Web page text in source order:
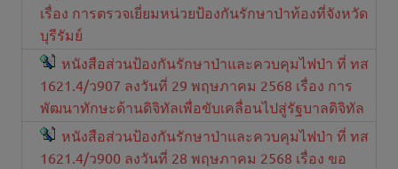
เรื่อง การตรวจเยี่ยมหน่วยป้องกันรักษาป่าท้องที่จังหวัด
บุรีรัมย์
หนังสือส่วนป้องกันรักษาป่าและควบคุมไฟป่า ที่ ทส
1621.4/ว907 ลงวันที่ 29 พฤษภาคม 2568 เรื่อง การ
พัฒนาทักษะด้านดิจิทัลเพื่อขับเคลื่อนไปสู่รัฐบาลดิจิทัล
หนังสือส่วนป้องกันรักษาป่าและควบคุมไฟป่า ที่ ทส
1621.4/ว900 ลงวันที่ 28 พฤษภาคม 2568 เรื่อง ขอ